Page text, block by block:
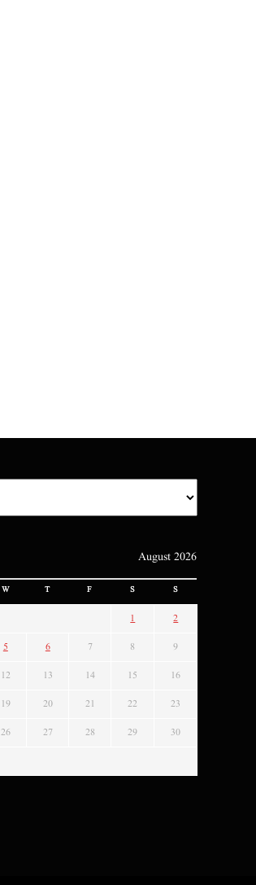
August 2026
W T F S S
1 2
5 6 7 8 9
12 13 14 15 16
19 20 21 22 23
26 27 28 29 30